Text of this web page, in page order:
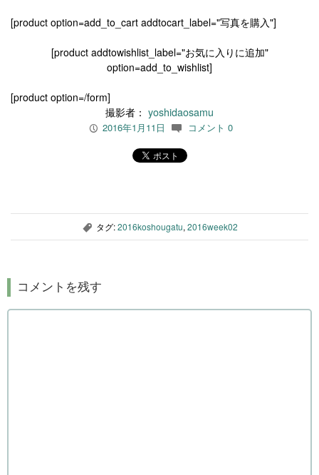
[product option=add_to_cart addtocart_label="写真を購入"]
[product addtowishlist_label="お気に入りに追加"
option=add_to_wishlist]
[product option=/form]
撮影者： yoshidaosamu
P 2016年1月11日 c コメント 0
, タグ:2016koshougatu, 2016week02
コメントを残す